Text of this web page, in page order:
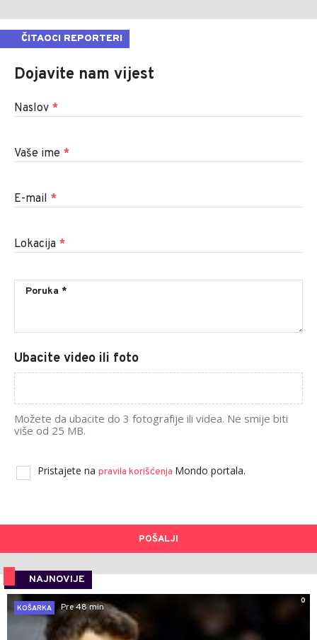
ČITAOCI REPORTERI
Dojavite nam vijest
Naslov *
Vaše ime *
E-mail *
Lokacija *
Ubacite video ili foto
Možete da ubacite do 3 fotografije ili videa. Ne smije biti
više od 25 MB.
Pristajete na pravila korišćenja Mondo portala.
POŠALJI
NAJNOVIJE
0
KOŠARKA
Pre 48 min